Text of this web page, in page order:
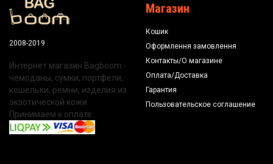
2008-2019
Интернет магазин Bagboom -
чемоданы, сумки, портфели,
кошельки, ремни, изделия из
экзотической кожи.
Принимаем к оплате:
Магазин
Кошик
Оформлення замовлення
Контакты/О магазине
Оплата/Доставка
Гарантия
Пользовательское соглашение